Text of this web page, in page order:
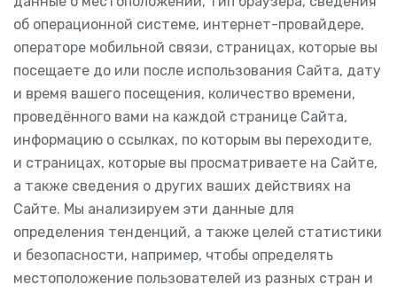
об операционной системе, интернет-провайдере,
операторе мобильной связи, страницах, которые вы
посещаете до или после использования Сайта, дату
и время вашего посещения, количество времени,
проведённого вами на каждой странице Сайта,
информацию о ссылках, по которым вы переходите,
и страницах, которые вы просматриваете на Сайте,
а также сведения о других ваших действиях на
Сайте. Мы анализируем эти данные для
определения тенденций, а также целей статистики
и безопасности, например, чтобы определять
местоположение пользователей из разных стран и